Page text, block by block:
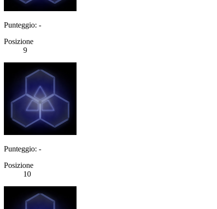
Punteggio: -
Posizione
9
Punteggio: -
Posizione
10